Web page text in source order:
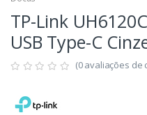
TP-Link
USB Type-C
(0 avaliações de